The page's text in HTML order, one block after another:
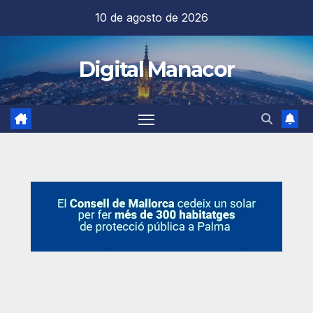
contenido
10 de agosto de 2026
Digital Manacor